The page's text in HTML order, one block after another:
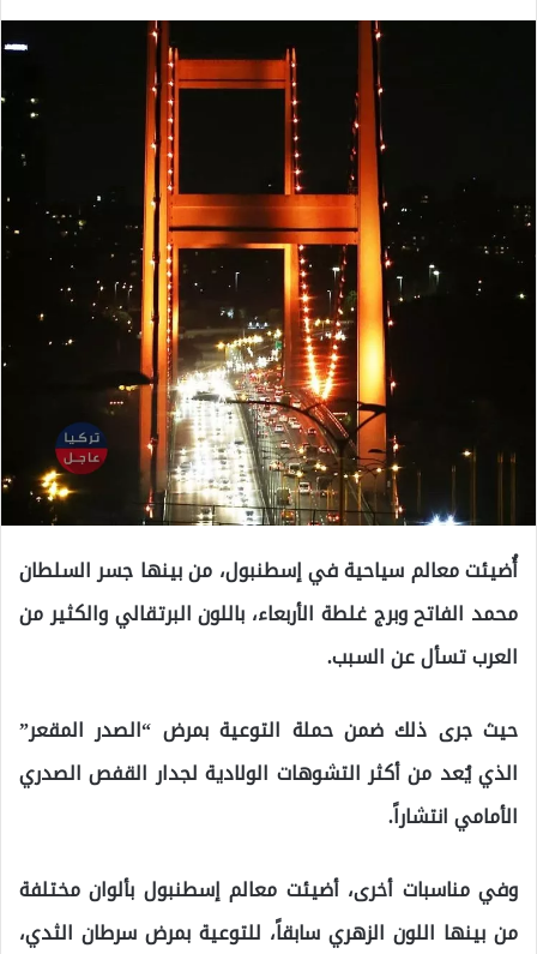
أُضيئت معالم سياحية في إسطنبول، من بينها جسر السلطان
محمد الفاتح وبرج غلطة الأربعاء، باللون البرتقالي والكثير من
العرب تسأل عن السبب.
حيث جرى ذلك ضمن حملة التوعية بمرض “الصدر المقعر”
الذي يُعد من أكثر التشوهات الولادية لجدار القفص الصدري
الأمامي انتشاراً.
وفي مناسبات أخرى، أضيئت معالم إسطنبول بألوان مختلفة
من بينها اللون الزهري سابقاً، للتوعية بمرض سرطان الثدي،